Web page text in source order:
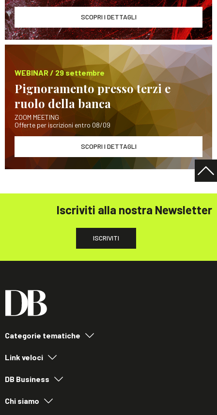
SCOPRI I DETTAGLI
WEBINAR / 29 settembre
Pignoramento presso terzi e
ruolo della banca
ZOOM MEETING
Offerte per iscrizioni entro 08/09
SCOPRI I DETTAGLI
Iscriviti alla nostra Newsletter
ISCRIVITI
Categorie tematiche
Link veloci
DB Business
Chi siamo